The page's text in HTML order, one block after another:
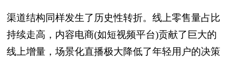
渠道结构同样发生了历史性转折。线上零售量占比
持续走高，内容电商(如短视频平台)贡献了巨大的
线上增量，场景化直播极大降低了年轻用户的决策